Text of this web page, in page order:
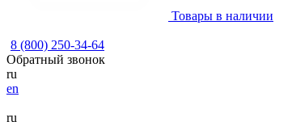
Товары в наличии
8 (800) 250-34-64
Обратный звонок
ru
en
ru